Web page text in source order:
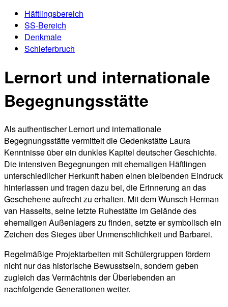
Häftlingsbereich
SS-Bereich
Denkmale
Schieferbruch
Lernort und internationale
Begegnungsstätte
Als authentischer Lernort und internationale
Begegnungsstätte vermittelt die Gedenkstätte Laura
Kenntnisse über ein dunkles Kapitel deutscher Geschichte.
Die intensiven Begegnungen mit ehemaligen Häftlingen
unterschiedlicher Herkunft haben einen bleibenden Eindruck
hinterlassen und tragen dazu bei, die Erinnerung an das
Geschehene aufrecht zu erhalten. Mit dem Wunsch Herman
van Hasselts, seine letzte Ruhestätte im Gelände des
ehemaligen Außenlagers zu finden, setzte er symbolisch ein
Zeichen des Sieges über Unmenschlichkeit und Barbarei.
Regelmäßige Projektarbeiten mit Schülergruppen fördern
nicht nur das historische Bewusstsein, sondern geben
zugleich das Vermächtnis der Überlebenden an
nachfolgende Generationen weiter.